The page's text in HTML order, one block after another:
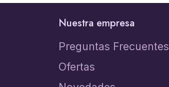
Nuestra empresa
Preguntas Frecuentes
Ofertas